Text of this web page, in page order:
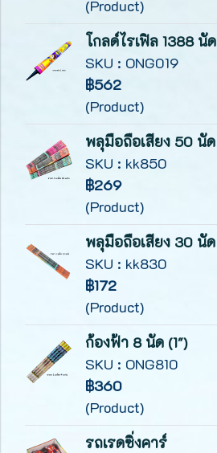
(Product)
โกลด์ไรเฟิล 1388 นัด
SKU : ONG019
฿562
(Product)
พลุมือถือเสียง 50 นัด
SKU : kk850
฿269
(Product)
พลุมือถือเสียง 30 นัด
SKU : kk830
฿172
(Product)
ก้องฟ้า 8 นัด (1")
SKU : ONG810
฿360
(Product)
รถเรดซิ่งคาร์